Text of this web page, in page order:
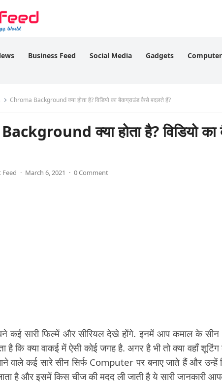
Business Feed Social Media Gadgets Computer
Chroma Background क्या होता है? विडियो का बैकग्राउंड कैसे बदलते हैं?
क्या होता है? विडियो
Feed · March 6, 2021 · 0 Comment
कई सारी फिल्में और सीरियल देखे होंगे. इनमें आप कमाल के सीन
है कि क्या वाकई में ऐसी कोई जगह है. अगर है भी तो क्या वहाँ
वाले कई सारे सीन सिर्फ Computer पर बनाए जाते हैं और उन्हें
है और इसमें किस चीज की मदद ली जाती है ये सारी जानकारी